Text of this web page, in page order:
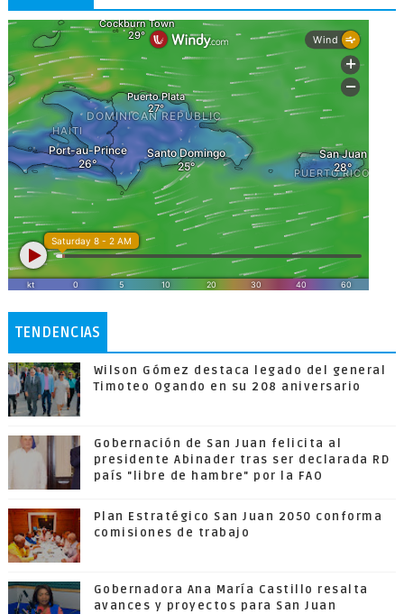
TENDENCIAS
Wilson Gómez destaca legado del general
Timoteo Ogando en su 208 aniversario
Gobernación de San Juan felicita al
presidente Abinader tras ser declarada RD
país "libre de hambre" por la FAO
Plan Estratégico San Juan 2050 conforma
comisiones de trabajo
Gobernadora Ana María Castillo resalta
avances y proyectos para San Juan